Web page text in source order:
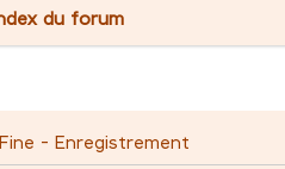
du forum
- Enregistrement